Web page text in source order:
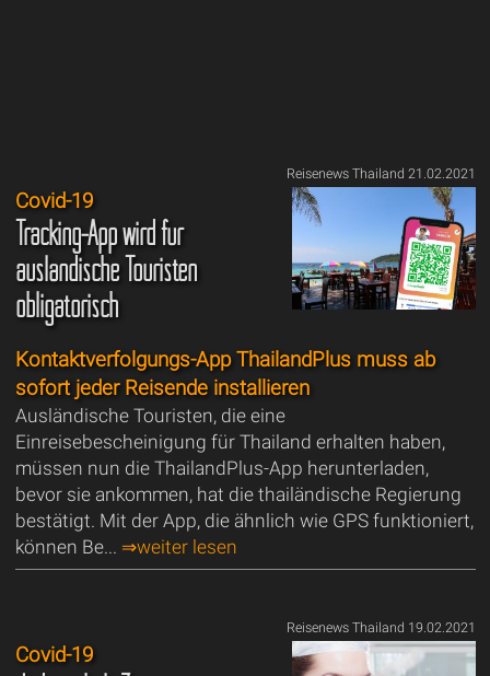
Reisenews Thailand 21.02.2021
Covid-19
Tracking-App wird für
ausländische Touristen
obligatorisch
Kontaktverfolgungs-App ThailandPlus muss ab
sofort jeder Reisende installieren
Ausländische Touristen, die eine
Einreisebescheinigung für Thailand erhalten haben,
müssen nun die ThailandPlus-App herunterladen,
bevor sie ankommen, hat die thailändische Regierung
bestätigt. Mit der App, die ähnlich wie GPS funktioniert,
können Be... ⇒weiter lesen
Reisenews Thailand 19.02.2021
Covid-19